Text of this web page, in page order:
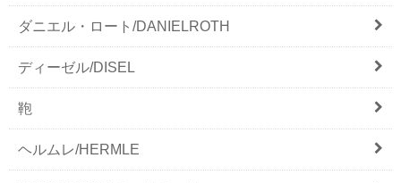
ダニエル・ロート/DANIELROTH
ディーゼル/DISEL
鞄
ヘルムレ/HERMLE